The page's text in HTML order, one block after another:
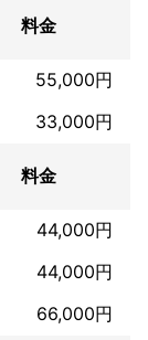
料金
55,000円
33,000円
料金
44,000円
44,000円
66,000円